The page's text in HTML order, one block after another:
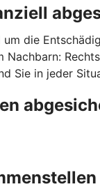
die
Sie in jeder